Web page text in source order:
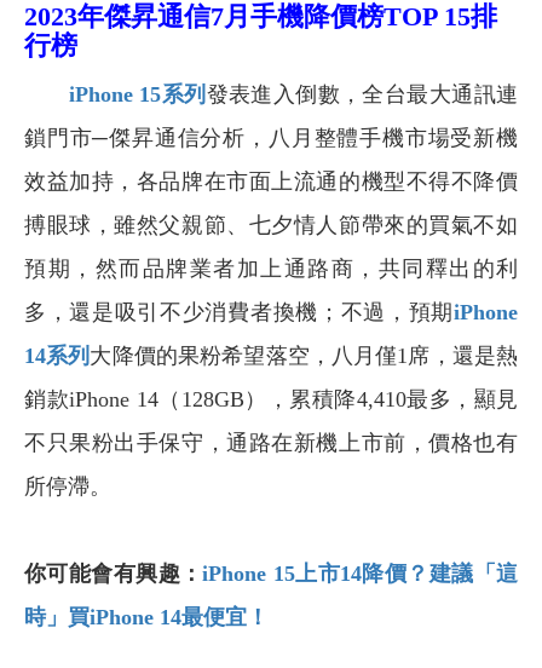
2023年傑昇通信7月手機降價榜TOP 15排
行榜
iPhone 15系列 發表進入倒數，全台最大通訊連
鎖門市─傑昇通信分析，八月整體手機市場受新機
效益加持，各品牌在市面上流通的機型不得不降價
搏眼球，雖然父親節、七夕情人節帶來的買氣不如
預期，然而品牌業者加上通路商，共同釋出的利
多，還是吸引不少消費者換機；不過，預期iPhone
14系列 大降價的果粉希望落空，八月僅1席，還是熱
銷款iPhone 14（128GB），累積降4,410最多，顯見
不只果粉出手保守，通路在新機上市前，價格也有
所停滯。
你可能會有興趣：iPhone 15上市14降價？建議「這
時」買iPhone 14最便宜！